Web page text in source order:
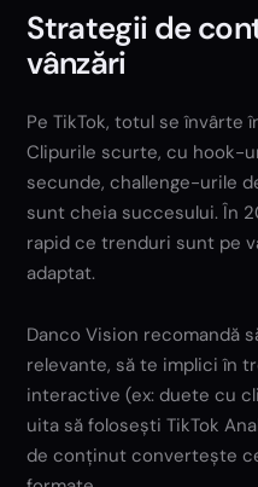
Strategii de
vânzări
Pe TikTok, totul se învârte
Clipurile scurte, cu hook-
secunde, challenge-urile
sunt cheia succesului. În
rapid ce trenduri sunt pe
adaptat.
Danco Vision recomandă
relevante, să te implici în
interactive (ex: duete cu
uita să folosești TikTok
de conținut convertește